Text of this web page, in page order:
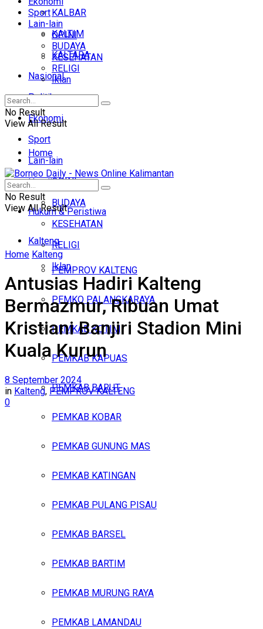
KALBAR
KALTIM
KALTARA
Nasional
Politik
Ekonomi
Sport
Lain-lain
OPINI
BUDAYA
KESEHATAN
RELIGI
Iklan
Kamis, Agustus 6, 2026
Sport
Lain-lain
OPINI
BUDAYA
KESEHATAN
RELIGI
Iklan
No Result
View All Result
Home
Headline
Hukum & Peristiwa
Kalteng
PEMPROV KALTENG
PEMKO PALANGKARAYA
PEMKAB KOTIM
PEMKAB KAPUAS
PEMKAB BARUT
PEMKAB KOBAR
PEMKAB GUNUNG MAS
PEMKAB KATINGAN
PEMKAB PULANG PISAU
PEMKAB BARSEL
PEMKAB BARTIM
PEMKAB MURUNG RAYA
PEMKAB LAMANDAU
No Result
View All Result
Home Kalteng
Antusias Hadiri Kalteng
Bermazmur, Ribuan Umat
Kristiani Banjiri Stadion Mini
Kuala Kurun
8 September 2024
in Kalteng, PEMPROV KALTENG
0